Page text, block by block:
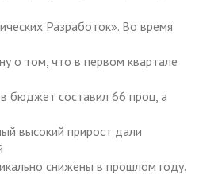
Разработок». Во время
о том, что в первом квартале
бюджет составил 66 проц, а
высокий прирост дали
снижены в прошлом году.